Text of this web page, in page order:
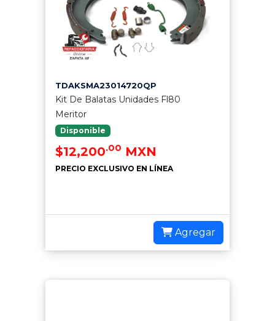
TDAKSMA23014720QP
Kit De Balatas Unidades Fl80
Meritor
Disponible
$12,200.00 MXN
PRECIO EXCLUSIVO EN LÍNEA
Agregar